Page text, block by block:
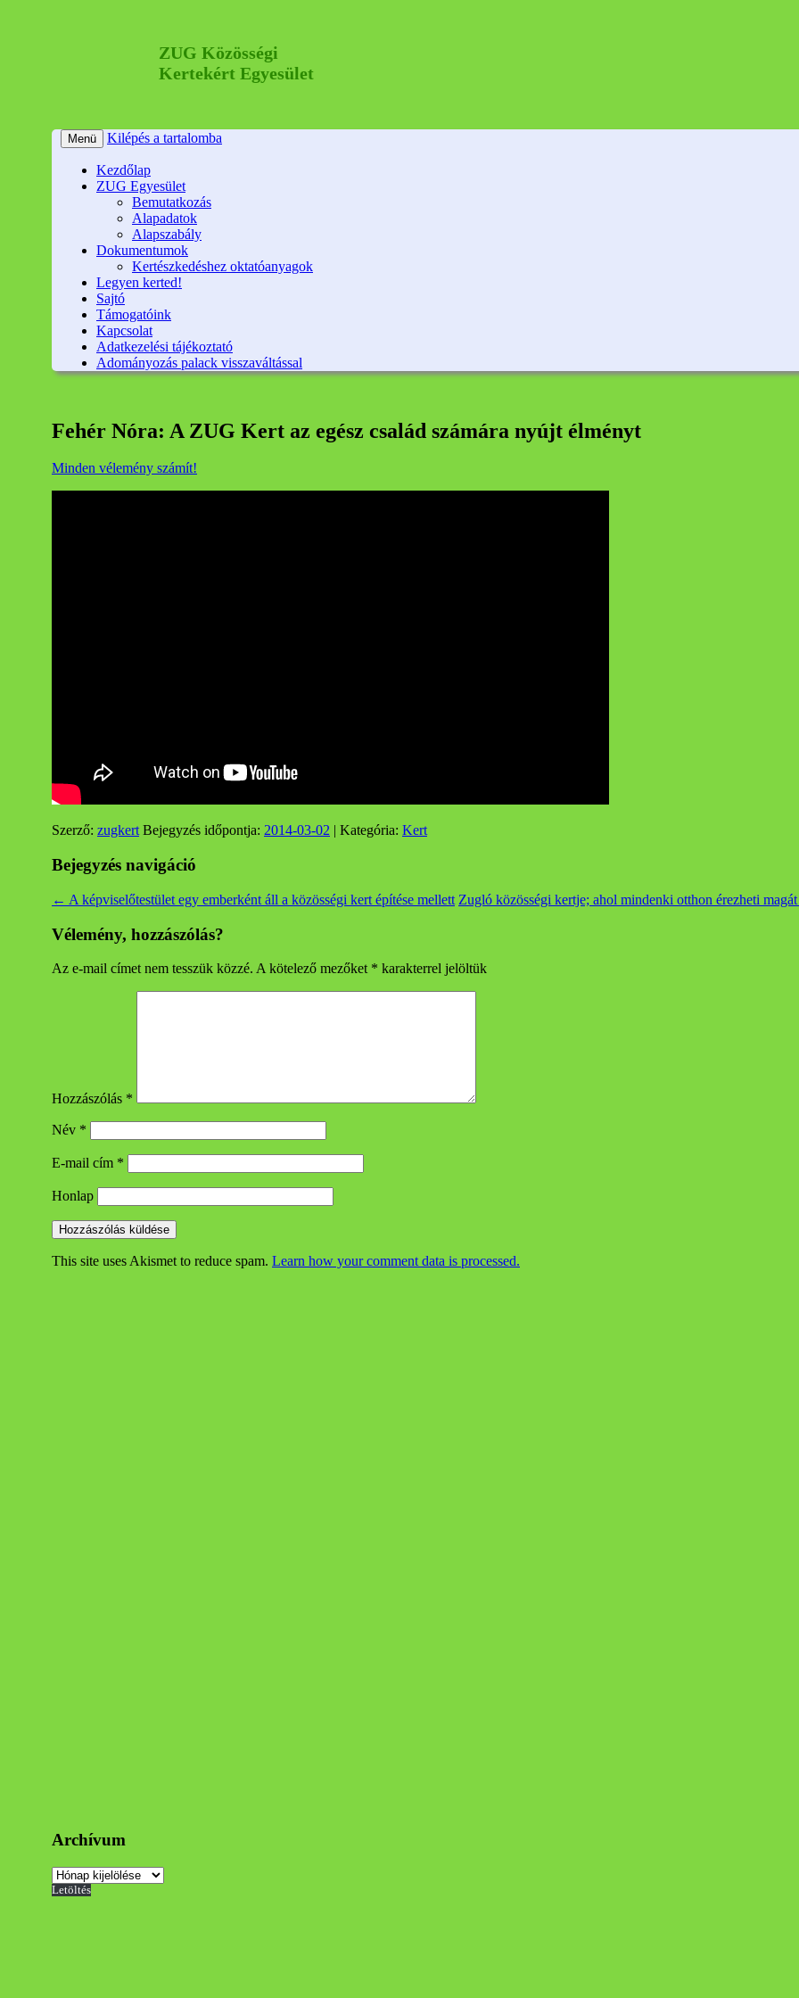
ZUG Közösségi
Kertekért Egyesület
Menü Kilépés a tartalomba
Kezdőlap
ZUG Egyesület
Bemutatkozás
Alapadatok
Alapszabály
Dokumentumok
Kertészkedéshez oktatóanyagok
Legyen kerted!
Sajtó
Támogatóink
Kapcsolat
Adatkezelési tájékoztató
Adományozás palack visszaváltással
Fehér Nóra: A ZUG Kert az egész család számára nyújt élményt
Minden vélemény számít!
Szerző: zugkertBejegyzés időpontja: 2014-03-02 | Kategória: Kert
Bejegyzés navigáció
← A képviselőtestület egy emberként áll a közösségi kert építése mellett Zugló közösségi kertje; ahol mindenki otthon érezheti
Vélemény, hozzászólás?
Az e-mail címet nem tesszük közzé. A kötelező mezőket * karakterrel jelöltük
Hozzászólás *
Név *
E-mail cím *
Honlap
This site uses Akismet to reduce spam. Learn how your comment data is processed.
Archívum
Archívum
Letöltés